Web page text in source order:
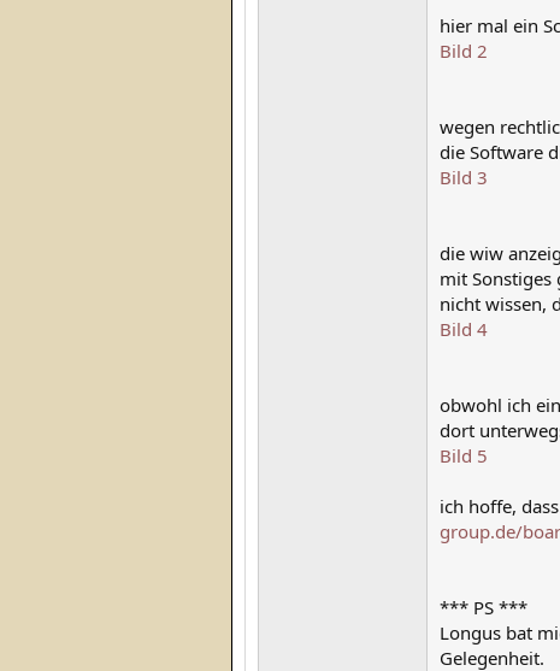
hier mal ein
Bild 2
wegen
die Software
Bild 3
die wiw
mit Sonstiges
nicht wissen,
Bild 4
obwohl ich
dort
Bild 5
ich hoffe,
group.de/
*** PS ***
Longus bat
Gelegenheit.